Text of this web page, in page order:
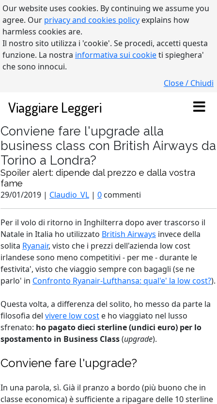
Our website uses cookies. By continuing we assume you
agree. Our privacy and cookies policy explains how
harmless cookies are.
Il nostro sito utilizza i 'cookie'. Se procedi, accetti questa
funzione. La nostra informativa sui cookieti spieghera'
che sono innocui.
Close / Chiudi
Viaggiare Leggeri
Conviene fare l'upgrade alla
business class con British Airways da
Torino a Londra?
Spoiler alert: dipende dal prezzo e dalla vostra
fame
29/01/2019 | Claudio_VL | 0 commenti
Per il volo di ritorno in Inghilterra dopo aver trascorso il
Natale in Italia ho utilizzato British Airways invece della
solita Ryanair, visto che i prezzi dell'azienda low cost
irlandese sono meno competitivi - per me - durante le
festivita', visto che viaggio sempre con bagagli (se ne
parlo' in Confronto Ryanair-Lufthansa: qual'e' la low cost?).
Questa volta, a differenza del solito, ho messo da parte la
filosofia del vivere low cost e ho viaggiato nel lusso
sfrenato: ho pagato dieci sterline (undici euro) per lo
spostamento in Business Class(upgrade).
Conviene fare l'upgrade?
In una parola, sì. Già il pranzo a bordo (più buono che in
classe economica) è sufficiente a ripagare delle 10 sterline